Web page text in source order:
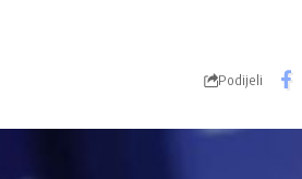
Podijeli